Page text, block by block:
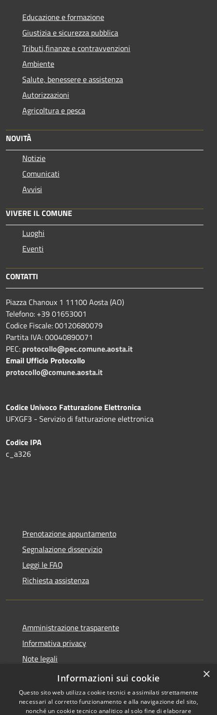
Educazione e formazione
Giustizia e sicurezza pubblica
Tributi,finanze e contravvenzioni
Ambiente
Salute, benessere e assistenza
Autorizzazioni
Agricoltura e pesca
NOVITÀ
Notizie
Comunicati
Avvisi
VIVERE IL COMUNE
Luoghi
Eventi
CONTATTI
Piazza Chanoux 1 11100 Aosta (AO)
Telefono: +39 01653001
Codice Fiscale: 00120680079
Partita IVA: 00040890071
PEC: protocollo@pec.comune.aosta.it
Email Ufficio Protocollo
protocollo@comune.aosta.it
Codice Univoco Fatturazione Elettronica
UFXGF3 - Servizio di fatturazione elettronica
Codice IPA
c_a326
Prenotazione appuntamento
Segnalazione disservizio
Leggi le FAQ
Richiesta assistenza
Amministrazione trasparente
Informativa privacy
Note legali
Dichiarazione di accessibilità
×
Informazioni sui cookie
Questo sito web utilizza cookie tecnici e assimilati strettamente
necessari al corretto funzionamento e alla navigazione del sito,
nonché un cookie tecnico analitico al solo fine di elaborare